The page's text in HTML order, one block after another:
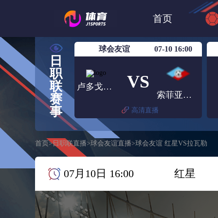
首页
日
日
职
联
赛
事
球会友谊 07-10 16:00
卢多戈雷茨 VS
索菲亚塞普泰姆夫里
高清直播
首页 >日职联直播>球会友谊直播>球会友谊 红星VS拉瓦勒
07月10日 16:00 红星